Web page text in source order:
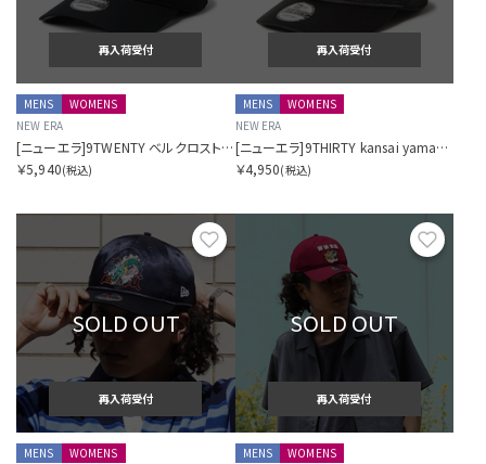
再入荷受付
MENS
WOMENS
NEW ERA
[ニューエラ]9TWENTY ベルクロストラップ テックエアー Tech Air ロサンゼルス・ドジャース ブラック ニューエラアウトドア
￥5,940(税込)
再入荷受付
MENS
WOMENS
NEW ERA
[ニューエラ]9THIRTY kansai yamamoto 虎 サテン ブラック
￥4,950(税込)
お気に入り
SOLD OUT
再入荷受付
MENS
WOMENS
SOLD OUT
再入荷受付
MENS
WOMENS